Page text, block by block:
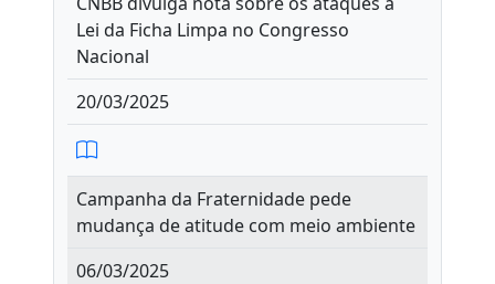
Lei da Ficha Limpa no Congresso
Nacional
20/03/2025
Campanha da Fraternidade pede
mudança de atitude com meio ambiente
06/03/2025